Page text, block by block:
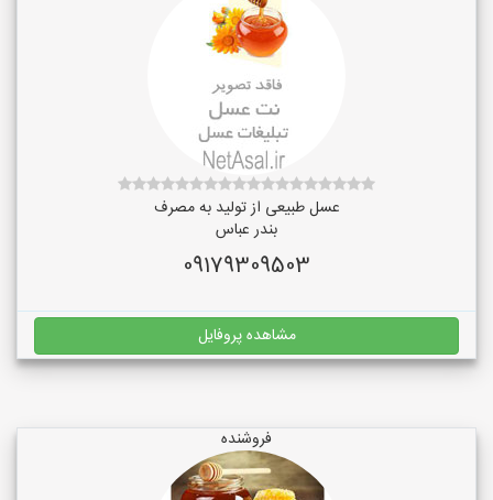
عسل طبیعی از تولید به مصرف
بندر عباس
09179309503
مشاهده پروفایل
فروشنده